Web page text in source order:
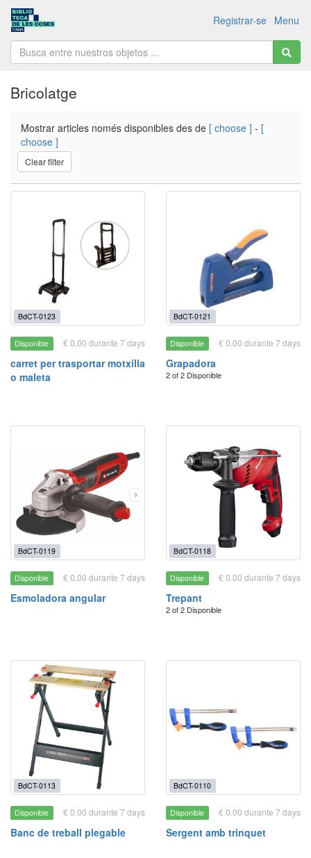
Menu
Registrar-se
Bricolatge
Mostrar articles només disponibles des de [ choose ] - [
choose ]
Clear filter
BdCT-0123
Disponible € 0.00 durante 7 days
carret per trasportar motxilla
o maleta
BdCT-0121
Disponible € 0.00 durante 7 days
Grapadora
2 of 2 Disponible
BdCT-0119
Disponible € 0.00 durante 7 days
Esmoladora angular
BdCT-0118
Disponible € 0.00 durante 7 days
Trepant
2 of 2 Disponible
BdCT-0113
Disponible € 0.00 durante 7 days
Banc de treball plegable
BdCT-0110
Disponible € 0.00 durante 7 days
Sergent amb trinquet